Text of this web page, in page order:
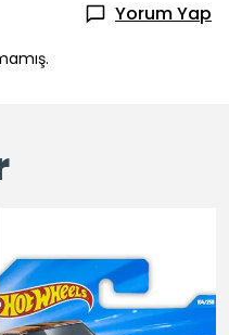
Yorum Yap